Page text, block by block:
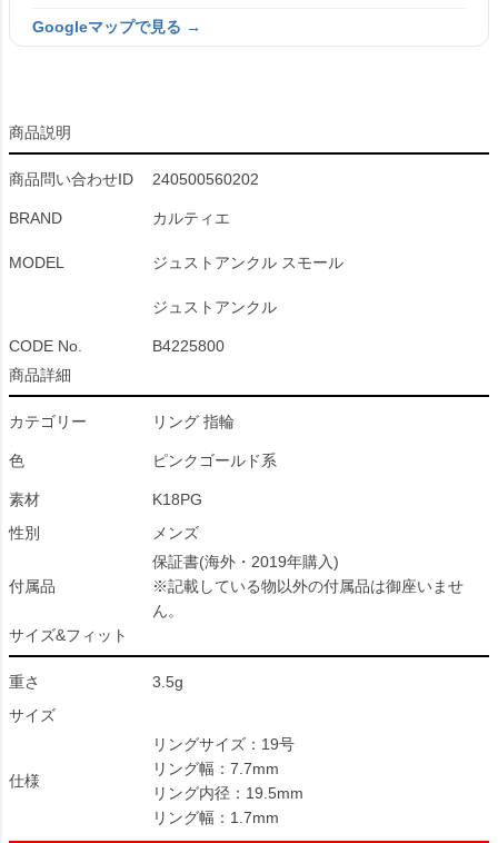
Googleマップで見る →
商品説明
商品問い合わせID 240500560202
BRAND カルティエ
MODEL ジュストアンクル スモール
ジュストアンクル
CODE No.
B4225800
商品詳細
カテゴリー リング 指輪
色 ピンクゴールド系
素材
K18PG
性別
メンズ
付属品
保証書(海外・2019年購入)
※記載している物以外の付属品は御座いませ
ん。
サイズ&フィット
重さ
3.5g
サイズ
仕様
リングサイズ：19号
リング幅：7.7mm
リング内径：19.5mm
リング幅：1.7mm